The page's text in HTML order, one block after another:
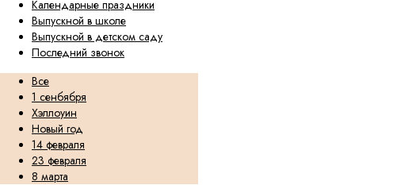
Календарные праздники
Выпускной в школе
Выпускной в детском саду
Последний звонок
Все
1 сенбября
Хэллоуин
Новый год
14 февраля
23 февраля
8 марта